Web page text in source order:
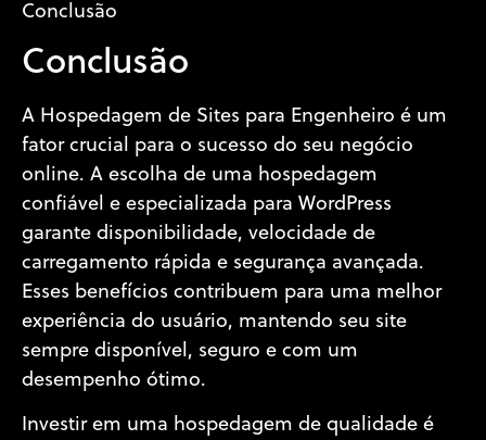
Conclusão
Conclusão
A Hospedagem de Sites para Engenheiro é um
fator crucial para o sucesso do seu negócio
online. A escolha de uma hospedagem
confiável e especializada para WordPress
garante disponibilidade, velocidade de
carregamento rápida e segurança avançada.
Esses benefícios contribuem para uma melhor
experiência do usuário, mantendo seu site
sempre disponível, seguro e com um
desempenho ótimo.
Investir em uma hospedagem de qualidade é